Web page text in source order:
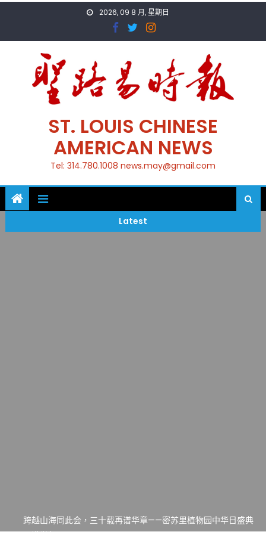
2026, 09 8 月, 星期日
ST. LOUIS CHINESE
AMERICAN NEWS
Tel: 314.780.1008 news.may@gmail.com
Latest
圆满举行